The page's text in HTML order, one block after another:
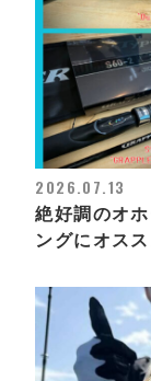
2026.07.13
絶好調のオ
ングにオス